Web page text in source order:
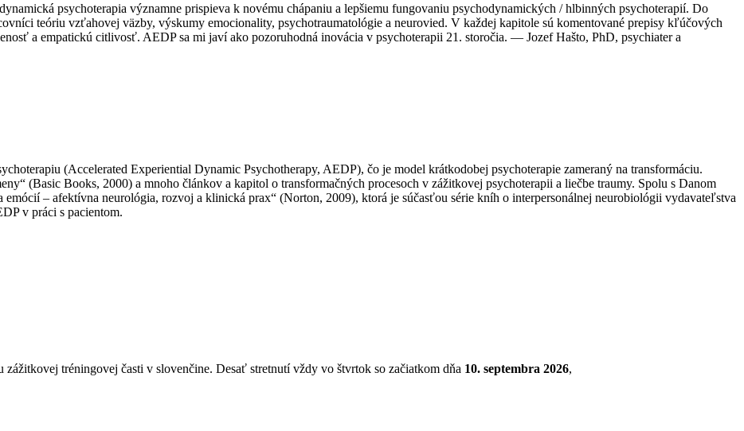
psychoterapia významne prispieva k novému chápaniu a lepšiemu fungovaniu psychodynamických / hlbinných psychoterapií. Do
teóriu vzťahovej väzby, výskumy emocionality, psychotraumatológie a neurovied. V každej kapitole sú komentované prepisy kľúčových
a empatickú citlivosť. AEDP sa mi javí ako pozoruhodná inovácia v psychoterapii 21. storočia. — Jozef Hašto, PhD, psychiater a
(Accelerated Experiential Dynamic Psychotherapy, AEDP), čo je model krátkodobej psychoterapie zameraný na transformáciu.
(Basic Books, 2000) a mnoho článkov a kapitol o transformačných procesoch v zážitkovej psychoterapii a liečbe traumy. Spolu s Danom
– afektívna neurológia, rozvoj a klinická prax“ (Norton, 2009), ktorá je súčasťou série kníh o interpersonálnej neurobiológii vydavateľstva
v práci s pacientom.
zážitkovej tréningovej časti v slovenčine. Desať stretnutí vždy vo štvrtok so začiatkom dňa 10. septembra 2026,